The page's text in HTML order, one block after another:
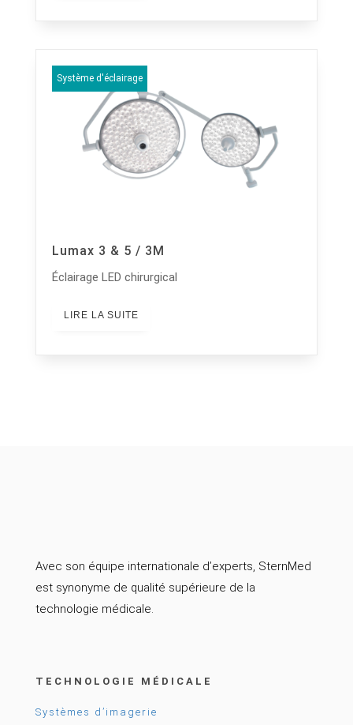
Système d'éclairage
Lumax 3 & 5 / 3M
Éclairage LED chirurgical
LIRE LA SUITE
Avec son équipe internationale d’experts, SternMed
est synonyme de qualité supérieure de la
technologie médicale.
TECHNOLOGIE MÉDICALE
Systèmes d’imagerie